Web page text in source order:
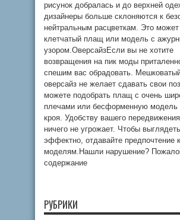
рисунок добралась и до верхней
дизайнеры больше склоняются к
нейтральным расцветкам. Это
клетчатый плащ или модель с
узором.ОверсайзЕсли вы не хотите
возвращения на пик моды
спешим вас обрадовать.
оверсайз не желает сдавать свои
можете подобрать плащ с очень
плечами или бесформенную модель
кроя. Удобству вашего
ничего не угрожает. Чтобы
эффектно, отдавайте предпочтение
моделям.Нашли нарушение?
содержание
РУБРИКИ